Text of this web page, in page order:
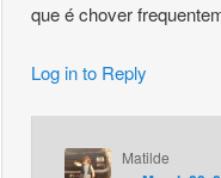
que é chover
Log in to Reply
Matilde